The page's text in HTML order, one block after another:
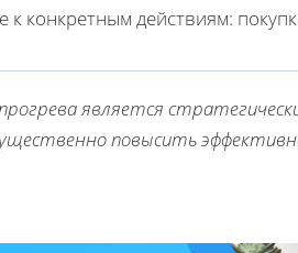
к конкретным действиям:
прогрева является
повысить